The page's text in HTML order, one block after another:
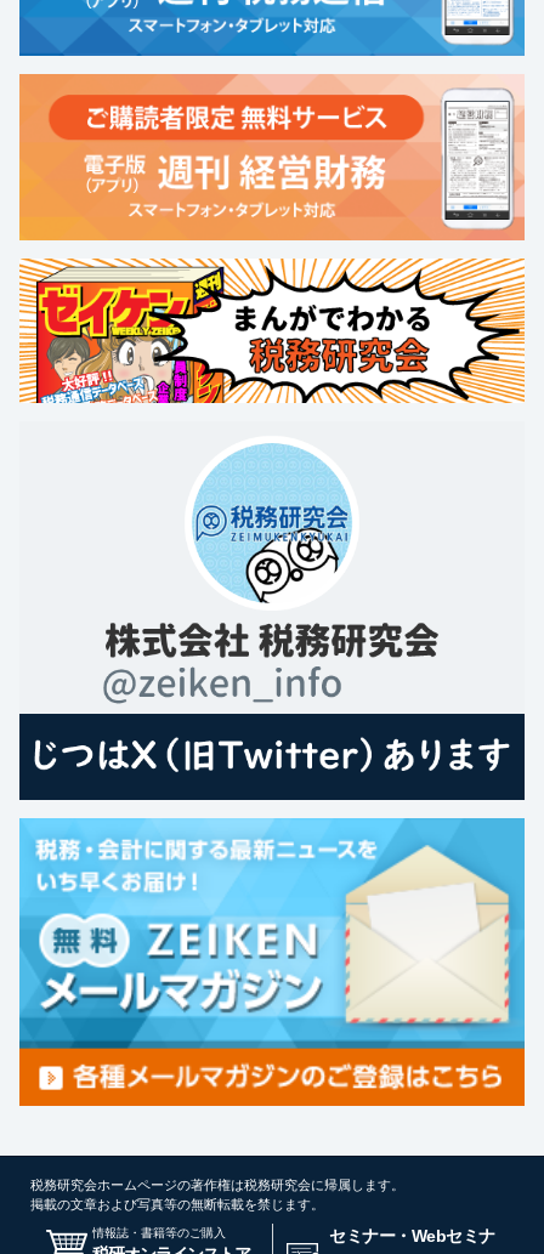
税務研究会ホームページの著作権は税務研究会に帰属します。
掲載の文章および写真等の無断転載を禁じます。
情報誌・書籍等のご購入
セミナー・Webセミナ